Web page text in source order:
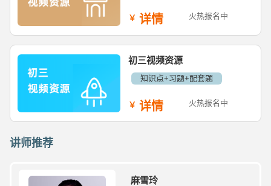
详情 火热报名中
初三视频资源
知识点+习题+配套题
详情 火热报名中
讲师推荐
麻雪玲